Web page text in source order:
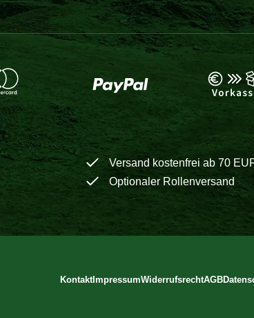
Versand kostenfrei ab 70
Optionaler Rollenversand
KontaktImpressumWiderrufsrechtAGB